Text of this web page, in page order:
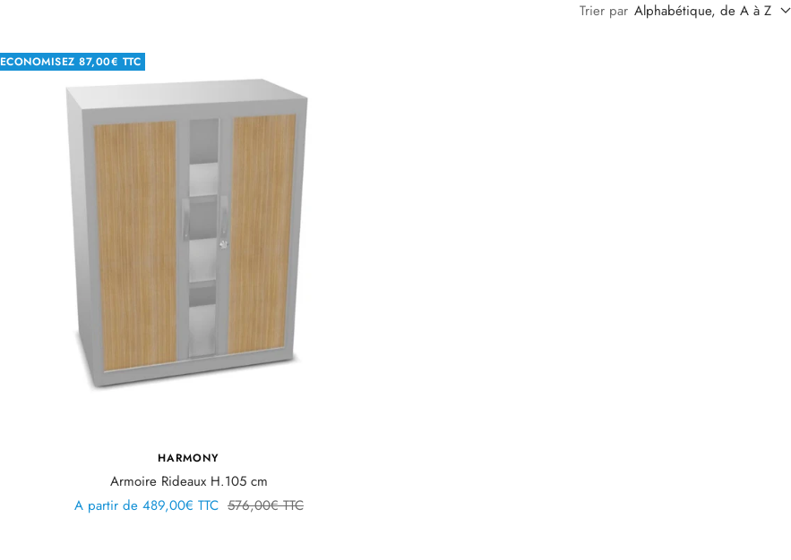
Trier par Alphabétique, de A à Z
ECONOMISEZ87,00€ TTC
HARMONY
Armoire Rideaux H.105 cm
Prix
A partir de 489,00€ TTC Prix
576,00€ TTC